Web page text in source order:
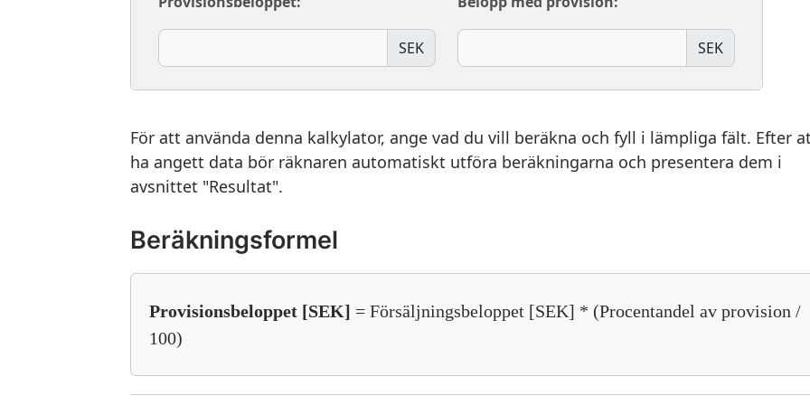
SEK SEK
För att använda denna kalkylator, ange vad du vill beräkna och fyll i lämpliga fält. Efter
ha angett data bör räknaren automatiskt utföra beräkningarna och presentera dem i
avsnittet "Resultat".
Beräkningsformel
Provisionsbeloppet [SEK] = Försäljningsbeloppet [SEK] * (Procentandel av provision /
100)